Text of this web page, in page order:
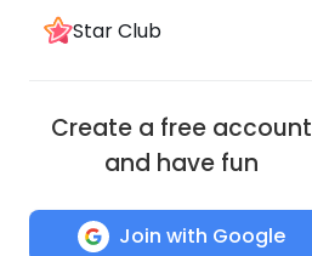
Star Club
Create a free account
and have fun
Join with Google